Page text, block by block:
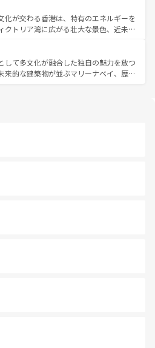
インミー、ベトナムコーヒーなどは、ぜ
い。どの地域を訪れてもあたたかい人々
くれるので、きっと忘れられない旅にな
いる。北部ではチェンマイなどの山岳地
い、南部ではプーケットやクラビの美し
ト気分を楽しむことができる。タイ料理
年中温暖で、どの季節にも異なる楽しみ
しみやすいタイの人々、仏教を中心とし
様な観光資源が、訪れる旅人を魅了し続
化が交わる香港は、特有のエネルギーを
クトリア湾に広がる壮大な景色、近未来
も感動するはず。観光スポットが密集し
見どころを回れるのも魅力。息をのむよ
的な体験まで、香港を存分に楽しみ尽く
して多文化が融合した独自の魅力を放つ
来的な建築物が並ぶマリーナベイ、歴史
地元の風情を楽しめる外せないスポット